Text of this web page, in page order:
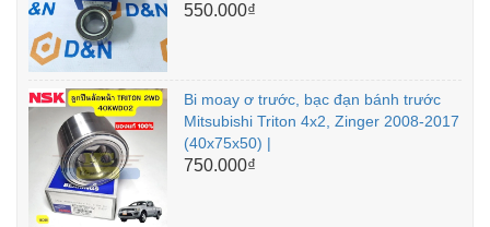
550.000₫
Bi moay ơ trước, bạc đạn bánh trước
Mitsubishi Triton 4x2, Zinger 2008-2017
(40x75x50) |
750.000₫